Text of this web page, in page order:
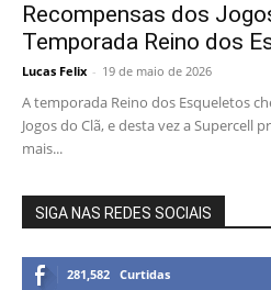
Recompensas dos
Temporada Reino dos
Lucas Felix - 19 de maio de 2026
A temporada Reino dos Esqueletos
Jogos do Clã, e desta vez a Supercell
mais...
SIGA NAS REDES SOCIAIS
281,582 Curtidas